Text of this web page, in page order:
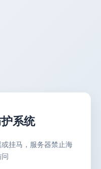
系统
挂马，服务器禁止海